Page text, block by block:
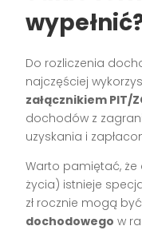
Do rozliczenia
najczęściej
załącznikiem PIT/
dochodów z
uzyskania i
Warto pamiętać, że
życia) istnieje
zł rocznie mogą być
dochodowego w